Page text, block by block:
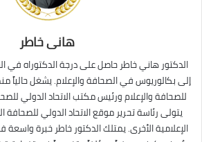
هانى خاطر
الدكتور هاني خاطر حاصل على درجة الدكتوراه في
إلى بكالوريوس في الصحافة والإعلام. يشغل حالياً
للصحافة والإعلام ورئيس مكتب الاتحاد الدولي
يتولى رئاسة تحرير موقع الاتحاد الدولي
الإعلامية الأخرى. يمتلك الدكتور خاطر خبرة واسعة